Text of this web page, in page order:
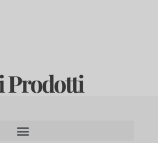
Prodotti